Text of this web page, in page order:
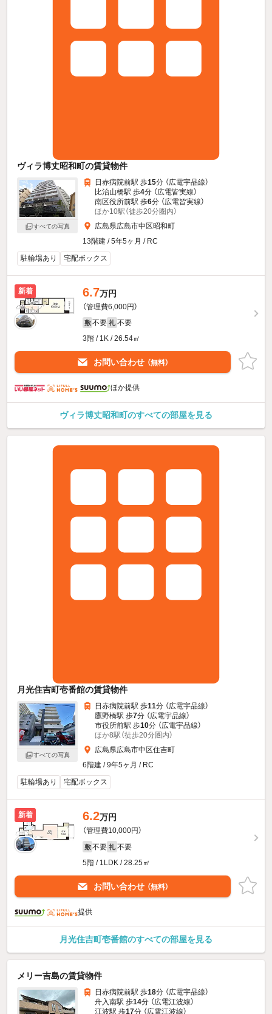
ヴィラ博丈昭和町の賃貸物件
すべての写真
日赤病院前駅 歩15分 （広電宇品線）
比治山橋駅 歩4分 （広電皆実線）
南区役所前駅 歩6分 （広電皆実線）
ほか10駅（徒歩20分圏内）
広島県広島市中区昭和町
13階建 / 5年5ヶ月 / RC
駐輪場あり
宅配ボックス
新着 6.7万円
（管理費6,000円）
敷 不要 礼 不要
3階 / 1K / 26.54㎡
お問い合わせ （無料）
ほか提供
ヴィラ博丈昭和町のすべての部屋を見る
月光住吉町壱番館の賃貸物件
すべての写真
日赤病院前駅 歩11分 （広電宇品線）
鷹野橋駅 歩7分 （広電宇品線）
市役所前駅 歩10分 （広電宇品線）
ほか8駅（徒歩20分圏内）
広島県広島市中区住吉町
6階建 / 9年5ヶ月 / RC
駐輪場あり
宅配ボックス
新着 6.2万円
（管理費10,000円）
敷 不要 礼 不要
5階 / 1LDK / 28.25㎡
お問い合わせ （無料）
提供
月光住吉町壱番館のすべての部屋を見る
メリー吉島の賃貸物件
日赤病院前駅 歩18分 （広電宇品線）
舟入南駅 歩14分 （広電江波線）
江波駅 歩17分 （広電江波線）